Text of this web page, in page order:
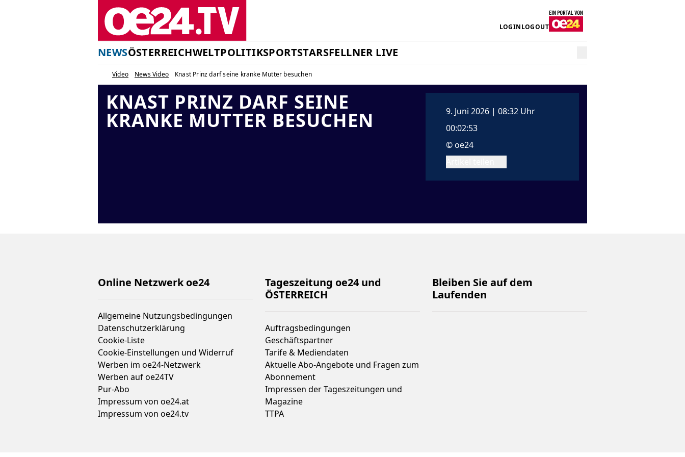
LOGINLOGOUT
NEWSÖSTERREICHWELTPOLITIKSPORTSTARSFELLNER LIVE
Video News Video Knast Prinz darf seine kranke Mutter besuchen
KNAST PRINZ DARF SEINE
KRANKE MUTTER BESUCHEN
9. Juni 2026 | 08:32 Uhr
00:02:53
© oe24
Online Netzwerk oe24
Allgemeine Nutzungsbedingungen
Datenschutzerklärung
Cookie-Liste
Cookie-Einstellungen und Widerruf
Werben im oe24-Netzwerk
Werben auf oe24TV
Pur-Abo
Impressum von oe24.at
Impressum von oe24.tv
Tageszeitung oe24 und
ÖSTERREICH
Auftragsbedingungen
Geschäftspartner
Tarife & Mediendaten
Aktuelle Abo-Angebote und Fragen zum
Abonnement
Impressen der Tageszeitungen und
Magazine
TTPA
Bleiben Sie auf dem
Laufenden